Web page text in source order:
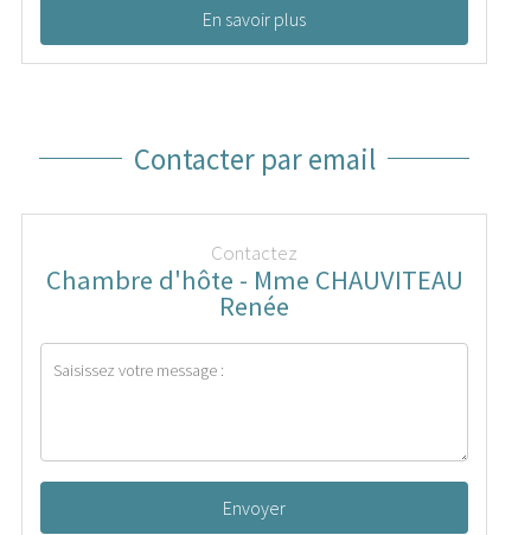
En savoir plus
Contacter par email
Contactez
Chambre d'hôte - Mme CHAUVITEAU
Renée
Envoyer